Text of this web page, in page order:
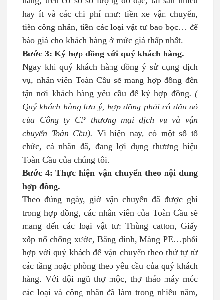
hay ít và các chi phí như: tiền xe vận chuyển,
tiền công nhân, tiền các loại vật tư bao bọc… để
báo giá cho khách hàng ở mức giá thấp nhất.
Bước 3: Ký hợp đồng với quý khách hàng.
Ngay khi quý khách hàng đồng ý sử dụng dịch
vụ, nhân viên Toàn Cầu sẽ mang hợp đồng đến
tận nơi khách hàng yêu cầu để ký hợp đồng. (
Quý khách hàng lưu ý, hợp đồng phải có dấu đỏ
của Công ty CP thương mại dịch vụ và vận
chuyển Toàn Cầu). Vì hiện nay, có một số tổ
chức, cá nhân đã, đang lợi dụng thương hiệu
Toàn Cầu của chúng tôi.
Bước 4: Thực hiện vận chuyển theo nội dung
hợp đồng.
Theo đúng ngày, giờ vận chuyển đã được ghi
trong hợp đồng, các nhân viên của Toàn Cầu sẽ
mang đến các loại vật tư: Thùng catton, Giấy
xốp nổ chống xước, Băng dính, Màng PE…phối
hợp với quý khách để vận chuyển theo thứ tự từ
các tầng hoặc phòng theo yêu cầu của quý khách
hàng. Với đội ngũ thợ mộc, thợ tháo máy móc
các loại và công nhân đã làm trong nhiều năm,